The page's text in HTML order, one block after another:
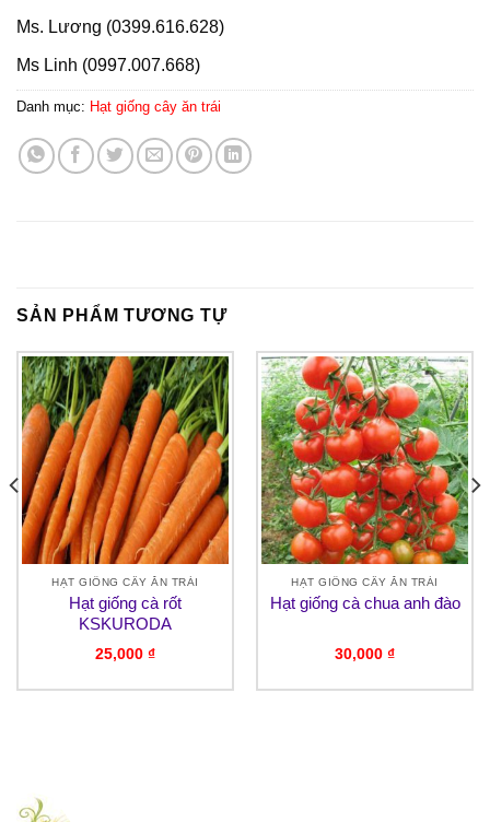
Ms. Lương (0399.616.628)
Ms Linh (0997.007.668)
Danh mục: Hạt giống cây ăn trái
SẢN PHẨM TƯƠNG TỰ
HẠT GIỐNG CÂY ĂN TRÁI
Hạt giống cà rốt
KSKURODA
25,000 ₫
HẠT GIỐNG CÂY ĂN TRÁI
Hạt giống cà chua anh đào
30,000 ₫